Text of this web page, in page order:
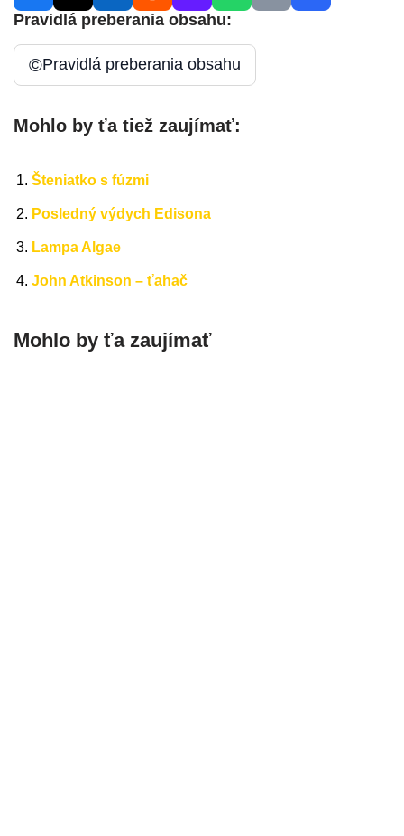
Pravidlá preberania obsahu:
©Pravidlá preberania obsahu
Mohlo by ťa tiež zaujímať:
Šteniatko s fúzmi
Posledný výdych Edisona
Lampa Algae
John Atkinson – ťahač
Mohlo by ťa zaujímať